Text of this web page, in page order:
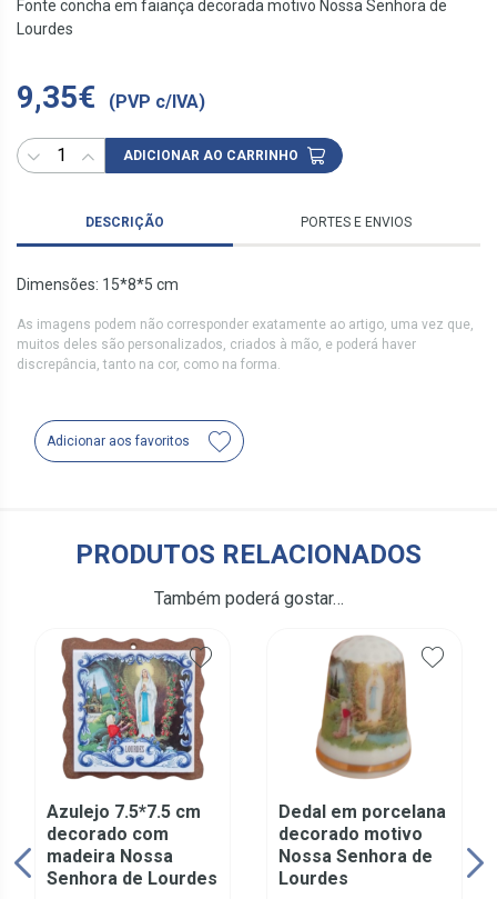
Fonte concha em faiança decorada motivo Nossa Senhora de
Lourdes
9,35€ (PVP c/IVA)
ADICIONAR AO CARRINHO
DESCRIÇÃO PORTES E ENVIOS
Dimensões: 15*8*5 cm
As imagens podem não corresponder exatamente ao artigo, uma vez que,
muitos deles são personalizados, criados à mão, e poderá haver
discrepância, tanto na cor, como na forma.
Adicionar aos favoritos
PRODUTOS RELACIONADOS
Também poderá gostar…
Azulejo 7.5*7.5 cm
decorado com
madeira Nossa
Senhora de Lourdes
Dedal em porcelana
decorado motivo
Nossa Senhora de
Lourdes